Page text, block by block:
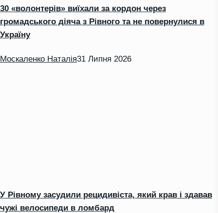
30 «волонтерів» виїхали за кордон через
громадського діяча з Рівного та не повернулися в
Україну
Москаленко Наталія31 Липня 2026
У Рівному засудили рецидивіста, який крав і здавав
чужі велосипеди в ломбард